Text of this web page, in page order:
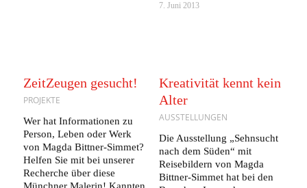
7. Juni 2013
ZeitZeugen gesucht!
PROJEKTE
Wer hat Informationen zu
Person, Leben oder Werk
von Magda Bittner-Simmet?
Helfen Sie mit bei unserer
Recherche über diese
Kreativität kennt kein
Alter
AUSSTELLUNGEN
Die Ausstellung „Sehnsucht
nach dem Süden“ mit
Reisebildern von Magda
Bittner-Simmet hat bei den